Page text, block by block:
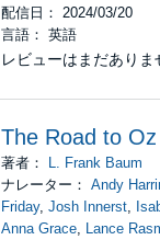
配信日： 2024/03/20
言語： 英語
レビューはまだありま
The Road to Oz
著者：
L. Frank Baum
ナレーター：Andy
Friday,Josh Innerst
Anna Grace
Lance